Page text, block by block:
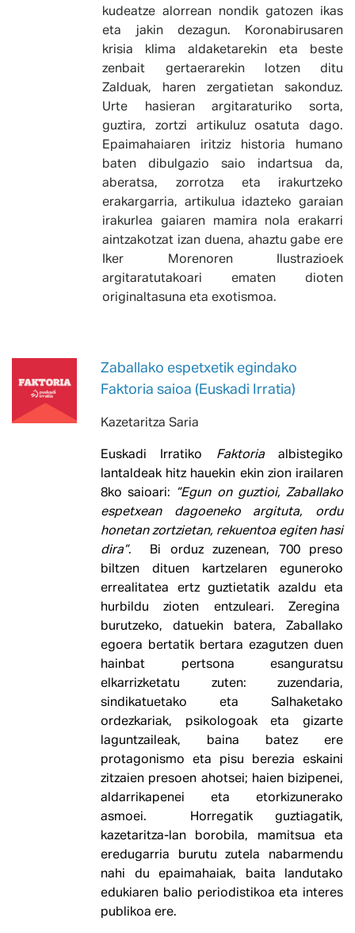
kudeatze alorrean nondik gatozen ikas
eta jakin dezagun. Koronabirusaren
krisia klima aldaketarekin eta beste
zenbait gertaerarekin lotzen ditu
Zalduak, haren zergatietan sakonduz.
Urte hasieran argitaraturiko sorta,
guztira, zortzi artikuluz osatuta dago.
Epaimahaiaren iritziz historia humano
baten dibulgazio saio indartsua da,
aberatsa, zorrotza eta irakurtzeko
erakargarria, artikulua idazteko garaian
irakurlea gaiaren mamira nola erakarri
aintzakotzat izan duena, ahaztu gabe ere
Iker Morenoren Ilustrazioek
argitaratutakoari ematen dioten
originaltasuna eta exotismoa.
Zaballako espetxetik egindako
Faktoria saioa (Euskadi Irratia)
Kazetaritza Saria
Euskadi Irratiko Faktoriaalbistegiko
lantaldeak hitz hauekin ekin zion irailaren
8ko saioari: ”Egun on guztioi, Zaballako
espetxean dagoeneko argituta, ordu
honetan zortzietan, rekuentoa egiten hasi
dira”. Bi orduz zuzenean, 700 preso
biltzen dituen kartzelaren eguneroko
errealitatea ertz guztietatik azaldu eta
hurbildu zioten entzuleari. Zeregina
burutzeko, datuekin batera, Zaballako
egoera bertatik bertara ezagutzen duen
hainbat pertsona esanguratsu
elkarrizketatu zuten: zuzendaria,
sindikatuetako eta Salhaketako
ordezkariak, psikologoak eta gizarte
laguntzaileak, baina batez ere
protagonismo eta pisu berezia eskaini
zitzaien presoen ahotsei; haien bizipenei,
aldarrikapenei eta etorkizunerako
asmoei. Horregatik guztiagatik,
kazetaritza-lan borobila, mamitsua eta
eredugarria burutu zutela nabarmendu
nahi du epaimahaiak, baita landutako
edukiaren balio periodistikoa eta interes
publikoa ere.